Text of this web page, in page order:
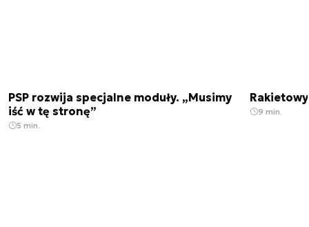
PSP rozwija specjalne moduły. „Musimy
iść w tę stronę”
5 min.
9 min.